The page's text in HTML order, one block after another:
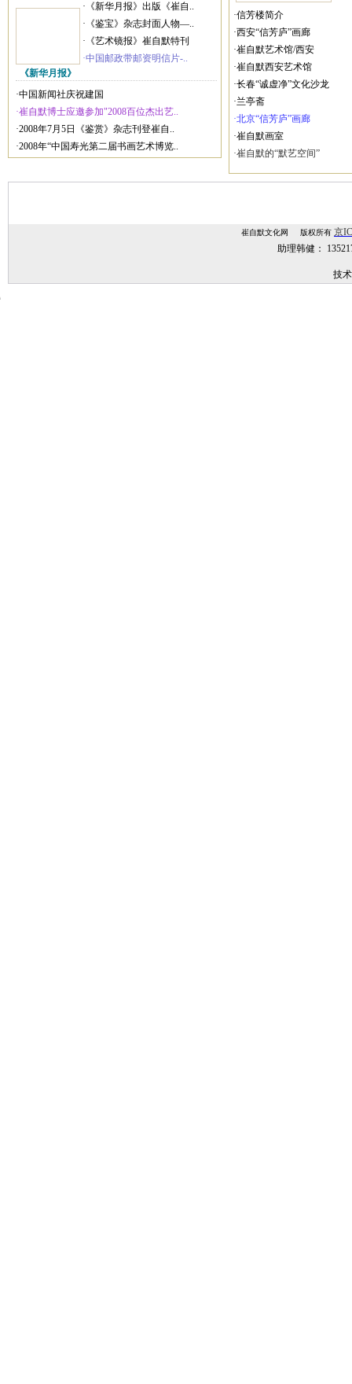
《新华月报》
·《新华月报》出版《崔自..
·《鉴宝》杂志封面人物—..
·《艺术镜报》崔自默特刊
·中国邮政带邮资明信片-..
·中国新闻社庆祝建国
·崔自默博士应邀参加"2008百位杰出艺..
·2008年7月5日《鉴赏》杂志刊登崔自..
·2008年“中国寿光第二届书画艺术博览..
·信芳楼简介
·西安“信芳庐”画廊
·崔自默艺术馆/西安
·崔自默西安艺术馆
·长春“诚虚净”文化沙龙
·兰亭斋
·北京“信芳庐”画廊
·崔自默画室
·崔自默的“默艺空间”
崔自默文化网 版权所有 京
助理韩健：
技